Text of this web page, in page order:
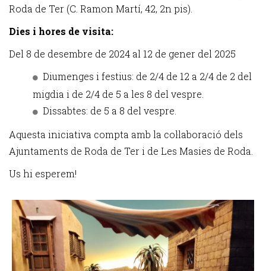
Roda de Ter (C. Ramon Martí, 42, 2n pis).
Dies i hores de visita:
Del 8 de desembre de 2024 al 12 de gener del 2025
Diumenges i festius: de 2/4 de 12 a 2/4 de 2 del
migdia i de 2/4 de 5 a les 8 del vespre.
Dissabtes: de 5 a 8 del vespre.
Aquesta iniciativa compta amb la col·laboració dels
Ajuntaments de Roda de Ter i de Les Masies de Roda.
Us hi esperem!